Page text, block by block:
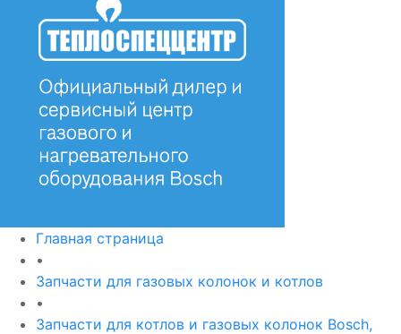
Главная страница
•
Запчасти для газовых колонок и котлов
•
Запчасти для котлов и газовых колонок Bosch,